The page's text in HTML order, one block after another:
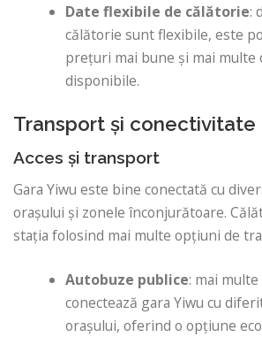
Date flexibile de călătorie:
călătorie sunt flexibile, este
prețuri mai bune și mai multe
disponibile.
Transport și conectivitate
Acces și transport
Gara Yiwu este bine conectată cu
orașului și zonele înconjurătoare.
stația folosind mai multe opțiuni de
Autobuze publice: mai
conectează gara Yiwu cu
orașului, oferind o opțiune